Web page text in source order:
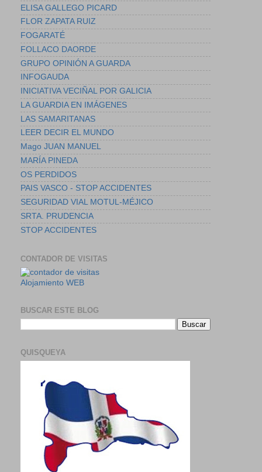
ELISA GALLEGO PICARD
FLOR ZAPATA RUIZ
FOGARATÉ
FOLLACO DAORDE
GRUPO OPINIÓN A GUARDA
INFOGAUDA
INICIATIVA VECIÑAL POR GALICIA
LA GUARDIA EN IMÁGENES
LAS SAMARITANAS
LEER DECIR EL MUNDO
Mago JUAN MANUEL
MARÍA PINEDA
OS PERDIDOS
PAIS VASCO - STOP ACCIDENTES
SEGURIDAD VIAL MOTUL-MÉJICO
SRTA. PRUDENCIA
STOP ACCIDENTES
CONTADOR DE VISITAS
Alojamiento WEB
BUSCAR ESTE BLOG
QUISQUEYA